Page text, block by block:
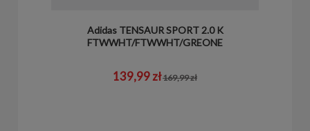
Adidas TENSAUR SPORT 2.0 K
FTWWHT/FTWWHT/GREONE
139,99 zł169,99 zł